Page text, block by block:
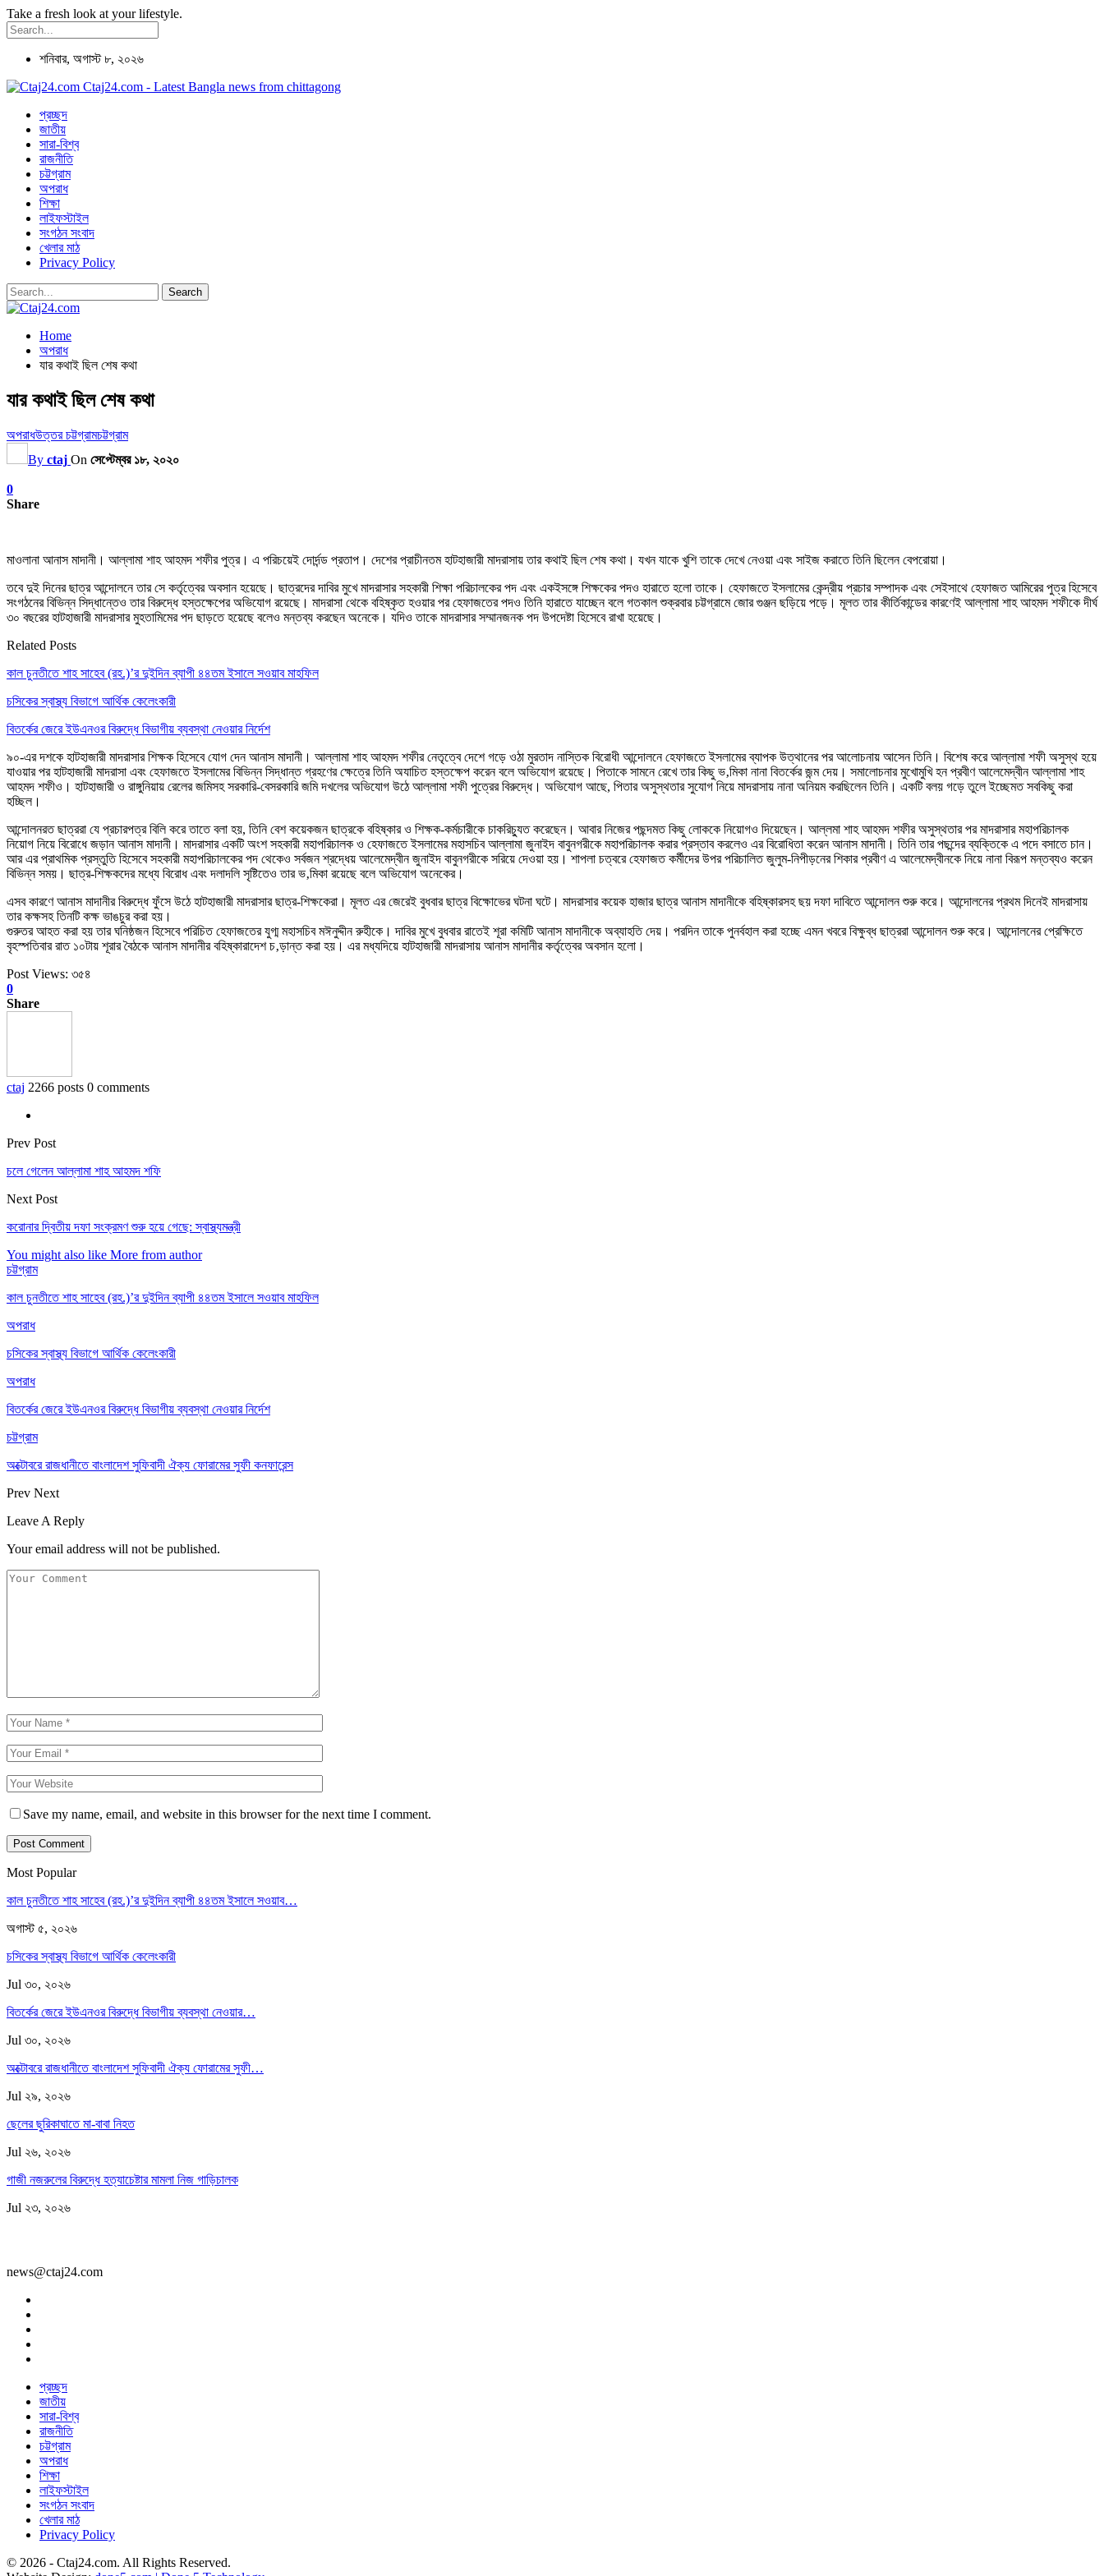
Take a fresh look at your lifestyle.
শনিবার, অগাস্ট ৮, ২০২৬
Ctaj24.com - Latest Bangla news from chittagong
প্রচ্ছদ
জাতীয়
সারা-বিশ্ব
রাজনীতি
চট্টগ্রাম
অপরাধ
শিক্ষা
লাইফস্টাইল
সংগঠন সংবাদ
খেলার মাঠ
Privacy Policy
Home
অপরাধ
যার কথাই ছিল শেষ কথা
যার কথাই ছিল শেষ কথা
অপরাধউত্তর চট্টগ্রামচট্টগ্রাম
By ctaj On সেপ্টেম্বর ১৮, ২০২০
0
Share
মাওলানা আনাস মাদানী। আল্লামা শাহ আহমদ শফীর পুত্র। এ পরিচয়েই দোর্দন্ড প্রতাপ। দেশের প্রাচীনতম হাটহাজারী মাদরাসায় তার কথাই ছিল শেষ কথা। যখন যাকে খুশি তাকে দেখে নেওয়া এবং সাইজ করাতে তিনি ছিলেন বেপরোয়া।
তবে দুই দিনের ছাত্র আন্দোলনে তার সে কর্তৃত্বের অবসান হয়েছে। ছাত্রদের দাবির মুখে মাদরাসার সহকারী শিক্ষা পরিচালকের পদ এবং একইসঙ্গে শিক্ষকের পদও হারাতে হলো তাকে। হেফাজতে ইসলামের কেন্দ্রীয় প্রচার সম্পাদক এবং সেইসাথে হেফাজত আমিরের পুত্র হিসেবে
সংগঠনের বিভিন্ন সিদ্ধান্তেও তার বিরুদ্ধে হস্তক্ষেপের অভিযোগ রয়েছে। মাদরাসা থেকে বহিষ্কৃত হওয়ার পর হেফাজতের পদও তিনি হারাতে যাচ্ছেন বলে গতকাল শুক্রবার চট্টগ্রামে জোর গুঞ্জন ছড়িয়ে পড়ে। মূলত তার কীর্তিকান্ডের কারণেই আল্লামা শাহ আহমদ শফীকে দীর্ঘ
৩০ বছরের হাটহাজারী মাদরাসার মুহতামিমের পদ ছাড়তে হয়েছে বলেও মন্তব্য করছেন অনেকে। যদিও তাকে মাদরাসার সম্মানজনক পদ উপদেষ্টা হিসেবে রাখা হয়েছে।
Related Posts
কাল চুনতীতে শাহ সাহেব (রহ.)’র দুইদিন ব্যাপী ৪৪তম ইসালে সওয়াব মাহফিল
চসিকের স্বাস্থ্য বিভাগে আর্থিক কেলেংকারী
বিতর্কের জেরে ইউএনওর বিরুদ্ধে বিভাগীয় ব্যবস্থা নেওয়ার নির্দেশ
৯০-এর দশকে হাটহাজারী মাদরাসার শিক্ষক হিসেবে যোগ দেন আনাস মাদানী। আল্লামা শাহ আহমদ শফীর নেতৃত্বে দেশে গড়ে ওঠা মুরতাদ নাস্তিক বিরোধী আন্দোলনে হেফাজতে ইসলামের ব্যাপক উত্থানের পর আলোচনায় আসেন তিনি। বিশেষ করে আল্লামা শফী অসুস্থ হয়ে
যাওয়ার পর হাটহাজারী মাদরাসা এবং হেফাজতে ইসলামের বিভিন্ন সিদ্ধান্ত গ্রহণের ক্ষেত্রে তিনি অযাচিত হস্তক্ষেপ করেন বলে অভিযোগ রয়েছে। পিতাকে সামনে রেখে তার কিছু ভ‚মিকা নানা বিতর্কের জন্ম দেয়। সমালোচনার মুখোমুখি হন প্রবীণ আলেমেদ্বীন আল্লামা শাহ
আহমদ শফীও। হাটহাজারী ও রাঙ্গুনিয়ায় রেলের জমিসহ সরকারি-বেসরকারি জমি দখলের অভিযোগ উঠে আল্লামা শফী পুত্রের বিরুদ্ধে। অভিযোগ আছে, পিতার অসুস্থতার সুযোগ নিয়ে মাদরাসায় নানা অনিয়ম করছিলেন তিনি। একটি বলয় গড়ে তুলে ইচ্ছেমত সবকিছু করা
হচ্ছিল।
আন্দোলনরত ছাত্ররা যে প্রচারপত্র বিলি করে তাতে বলা হয়, তিনি বেশ কয়েকজন ছাত্রকে বহিষ্কার ও শিক্ষক-কর্মচারীকে চাকরিচ্যুত করেছেন। আবার নিজের পছন্দমত কিছু লোককে নিয়োগও দিয়েছেন। আল্লমা শাহ আহমদ শফীর অসুস্থতার পর মাদরাসার মহাপরিচালক
নিয়োগ নিয়ে বিরোধে জড়ান আনাস মাদানী। মাদরাসার একটি অংশ সহকারী মহাপরিচালক ও হেফাজতে ইসলামের মহাসচিব আল্লামা জুনাইদ বাবুনগরীকে মহাপরিচালক করার প্রস্তাব করলেও এর বিরোধিতা করেন আনাস মাদানী। তিনি তার পছন্দের ব্যক্তিকে এ পদে বসাতে চান।
আর এর প্রাথমিক প্রস্তুতি হিসেবে সহকারী মহাপরিচালকের পদ থেকেও সর্বজন শ্রদ্ধেয় আলেমেদ্বীন জুনাইদ বাবুনগরীকে সরিয়ে দেওয়া হয়। শাপলা চত্বরে হেফাজত কর্মীদের উপর পরিচালিত জুলুম-নিপীড়নের শিকার প্রবীণ এ আলেমেদ্বীনকে নিয়ে নানা বিরূপ মন্তব্যও করেন
বিভিন্ন সময়। ছাত্র-শিক্ষকদের মধ্যে বিরোধ এবং দলাদলি সৃষ্টিতেও তার ভ‚মিকা রয়েছে বলে অভিযোগ অনেকের।
এসব কারণে আনাস মাদানীর বিরুদ্ধে ফুঁসে উঠে হাটহাজারী মাদরাসার ছাত্র-শিক্ষকেরা। মূলত এর জেরেই বুধবার ছাত্র বিক্ষোভের ঘটনা ঘটে। মাদরাসার কয়েক হাজার ছাত্র আনাস মাদানীকে বহিষ্কারসহ ছয় দফা দাবিতে আন্দোলন শুরু করে। আন্দোলনের প্রথম দিনেই মাদরাসায়
তার কক্ষসহ তিনটি কক্ষ ভাঙচুর করা হয়।
গুরুতর আহত করা হয় তার ঘনিষ্ঠজন হিসেবে পরিচিত হেফাজতের যুগ্ম মহাসচিব মঈনুদ্দীন রুহীকে। দাবির মুখে বুধবার রাতেই শূরা কমিটি আনাস মাদানীকে অব্যাহতি দেয়। পরদিন তাকে পুনর্বহাল করা হচ্ছে এমন খবরে বিক্ষুব্ধ ছাত্ররা আন্দোলন শুরু করে। আন্দোলনের প্রেক্ষিতে
বৃহস্পতিবার রাত ১০টায় শূরার বৈঠকে আনাস মাদানীর বহিষ্কারাদেশ চ‚ড়ান্ত করা হয়। এর মধ্যদিয়ে হাটহাজারী মাদরাসায় আনাস মাদানীর কর্তৃত্বের অবসান হলো।
Post Views: ৩৫৪
0
Share
ctaj 2266 posts 0 comments
Prev Post
চলে গেলেন আল্লামা শাহ আহমদ শফি
Next Post
করোনার দ্বিতীয় দফা সংক্রমণ শুরু হয়ে গেছে: স্বাস্থ্যমন্ত্রী
You might also like More from author
চট্টগ্রাম
কাল চুনতীতে শাহ সাহেব (রহ.)’র দুইদিন ব্যাপী ৪৪তম ইসালে সওয়াব মাহফিল
অপরাধ
চসিকের স্বাস্থ্য বিভাগে আর্থিক কেলেংকারী
অপরাধ
বিতর্কের জেরে ইউএনওর বিরুদ্ধে বিভাগীয় ব্যবস্থা নেওয়ার নির্দেশ
চট্টগ্রাম
অক্টোবরে রাজধানীতে বাংলাদেশ সুফিবাদী ঐক্য ফোরামের সুফী কনফারেন্স
Prev Next
Leave A Reply
Your email address will not be published.
Save my name, email, and website in this browser for the next time I comment.
Most Popular
কাল চুনতীতে শাহ সাহেব (রহ.)’র দুইদিন ব্যাপী ৪৪তম ইসালে সওয়াব…
অগাস্ট ৫, ২০২৬
চসিকের স্বাস্থ্য বিভাগে আর্থিক কেলেংকারী
Jul ৩০, ২০২৬
বিতর্কের জেরে ইউএনওর বিরুদ্ধে বিভাগীয় ব্যবস্থা নেওয়ার…
Jul ৩০, ২০২৬
অক্টোবরে রাজধানীতে বাংলাদেশ সুফিবাদী ঐক্য ফোরামের সুফী…
Jul ২৯, ২০২৬
ছেলের ছুরিকাঘাতে মা-বাবা নিহত
Jul ২৬, ২০২৬
গাজী নজরুলের বিরুদ্ধে হত্যাচেষ্টার মামলা নিজ গাড়িচালক
Jul ২৩, ২০২৬
news@ctaj24.com
প্রচ্ছদ
জাতীয়
সারা-বিশ্ব
রাজনীতি
চট্টগ্রাম
অপরাধ
শিক্ষা
লাইফস্টাইল
সংগঠন সংবাদ
খেলার মাঠ
Privacy Policy
© 2026 - Ctaj24.com. All Rights Reserved.